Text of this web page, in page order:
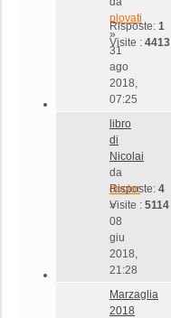
plovati
»
31
ago
2018,
07:25
Risposte: 1
Visite : 4413
libro
di
Nicolai
da
doctor
»
08
giu
2018,
21:28
Risposte: 4
Visite : 5114
Marzaglia
2018